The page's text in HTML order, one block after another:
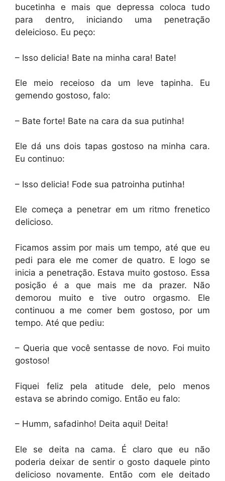
bucetinha e mais que depressa coloca tudo
para dentro, iniciando uma penetração
deleicioso. Eu peço:
– Isso delicia! Bate na minha cara! Bate!
Ele meio receioso da um leve tapinha. Eu
gemendo gostoso, falo:
– Bate forte! Bate na cara da sua putinha!
Ele dá uns dois tapas gostoso na minha cara.
Eu continuo:
– Isso delicia! Fode sua patroinha putinha!
Ele começa a penetrar em um ritmo frenetico
delicioso.
Ficamos assim por mais um tempo, até que eu
pedi para ele me comer de quatro. E logo se
inicia a penetração. Estava muito gostoso. Essa
posição é a que mais me da prazer. Não
demorou muito e tive outro orgasmo. Ele
continuou a me comer bem gostoso, por um
tempo. Até que pediu:
– Queria que você sentasse de novo. Foi muito
gostoso!
Fiquei feliz pela atitude dele, pelo menos
estava se abrindo comigo. Então eu falo:
– Humm, safadinho! Deita aqui! Deita!
Ele se deita na cama. É claro que eu não
poderia deixar de sentir o gosto daquele pinto
delicioso novamente. Então com ele deitado